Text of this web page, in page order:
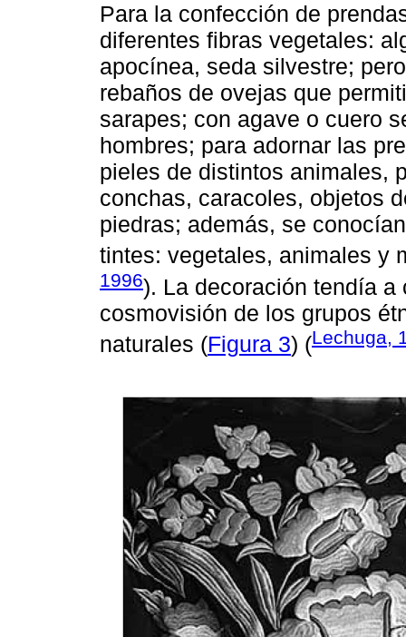
Para la confección de
diferentes fibras vegetales:
apocínea, seda silvestre;
rebaños de ovejas que
sarapes; con agave o cuero
hombres; para adornar las
pieles de distintos animales,
conchas, caracoles, objetos
piedras; además, se
tintes: vegetales, animales y
1996). La decoración tendía
cosmovisión de los grupos
naturales (Figura 3) (Lechuga,